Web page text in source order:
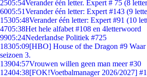
2505:54Verander één letter. Expert # 75 (8
6005:51Verander één letter: Expert #143 (9
15305:48Verander één letter: Expert #91 (10
4705:38Het hele alfabet #108 en 4letterwoord
9905:24Nederlandse Politiek #725
18305:09[HBO] House of the Dragon #9
seizoen 3.
13904:57Vrouwen willen geen man meer #30
12404:38[FOK!Voetbalmanager 2026/2027]